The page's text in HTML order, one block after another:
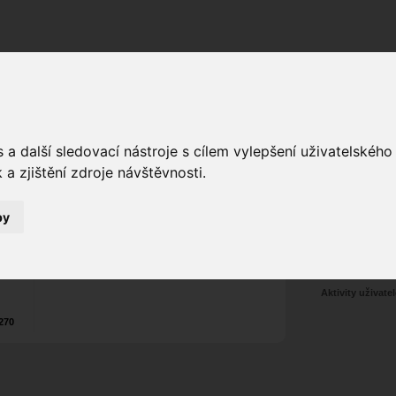
další sledovací nástroje s cílem vylepšení
zjištění zdroje návštěvnosti.
JADO
Aktivity